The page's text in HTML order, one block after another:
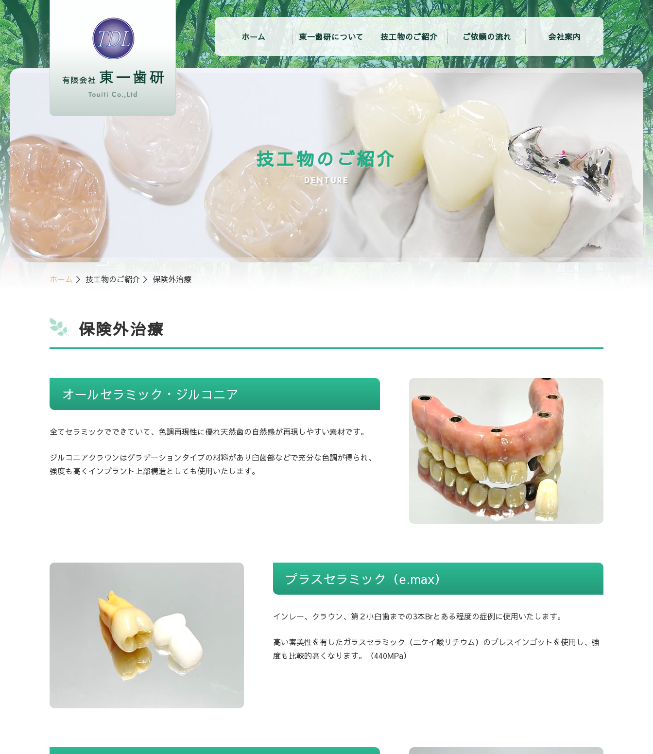
ホーム 東一歯研について 技工物のご紹介 ご依頼の流れ 会社案内
技工物のご紹介
DENTURE
ホーム ＞ 技工物のご紹介 ＞ 保険外治療
保険外治療
オールセラミック・ジルコニア
全てセラミックでできていて、色調再現性に優れ天然歯の自然感が再現しやすい素材です。
ジルコニアクラウンはグラデーションタイプの材料があり臼歯部などで充分な色調が得られ、
強度も高くインプラント上部構造としても使用いたします。
プラスセラミック（e.max）
インレー、クラウン、第２小臼歯までの3本Brとある程度の症例に使用いたします。
高い審美性を有したガラスセラミック（二ケイ酸リチウム）のプレスインゴットを使用し、強
度も比較的高くなります。（440MPa）